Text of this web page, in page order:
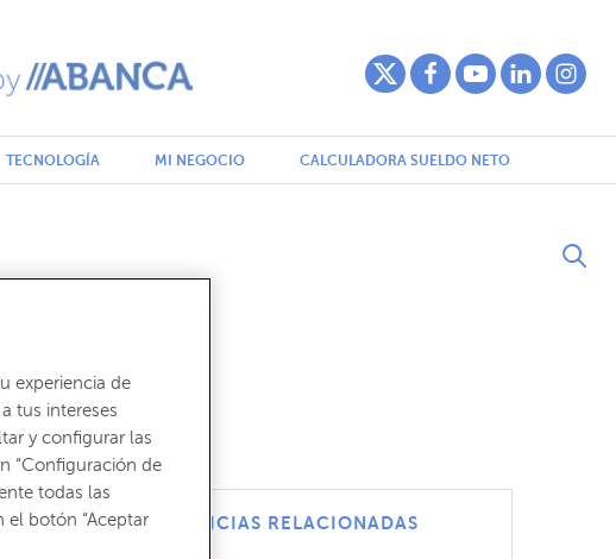
TECNOLOGÍA MI NEGOCIO CALCULADORA SUELDO NETO
NOTICIAS RELACIONADAS
experiencia de
tus intereses
y configurar las
“Configuración de
todas las
botón “Aceptar